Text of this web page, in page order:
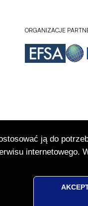
ją do
internetowego.
ORGANIZACJE